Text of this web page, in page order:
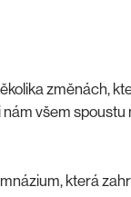
změnách,
všem spoustu
která